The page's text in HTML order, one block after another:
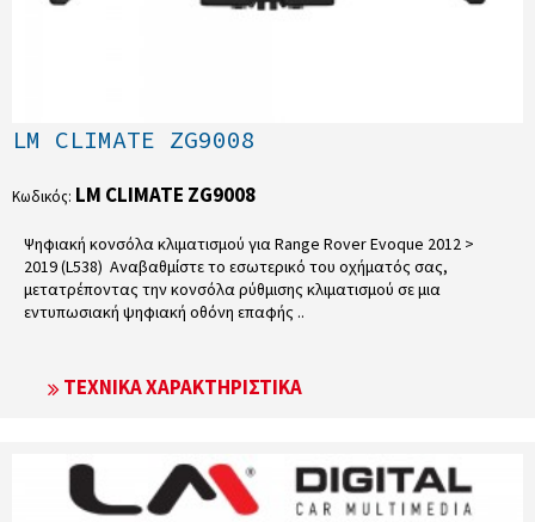
LM CLIMATE ZG9008
Κωδικός: LM CLIMATE ZG9008
Ψηφιακή κονσόλα κλιματισμού για Range Rover Evoque 2012 >
2019 (L538) Αναβαθμίστε το εσωτερικό του οχήματός σας,
μετατρέποντας την κονσόλα ρύθμισης κλιματισμού σε μια
εντυπωσιακή ψηφιακή οθόνη επαφής ..
ΤΕΧΝΙΚΆ ΧΑΡΑΚΤΗΡΙΣΤΙΚΆ